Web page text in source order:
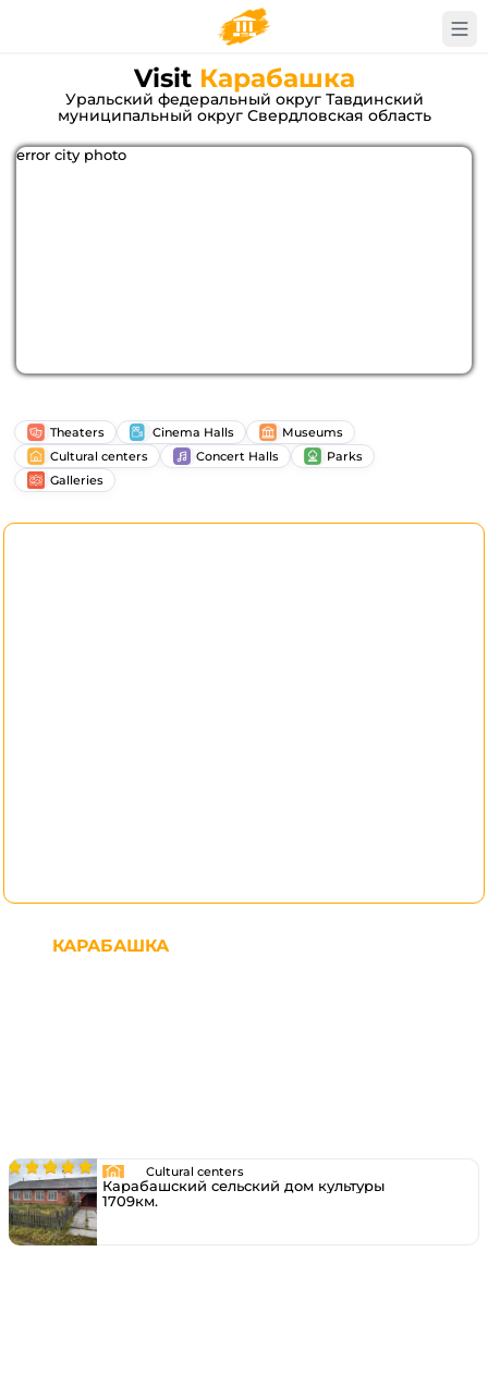
Visit Карабашка
Уральский федеральный округ Тавдинский
муниципальный округ Свердловская область
error city photo
Theaters Cinema Halls
Museums
Cultural centers
Concert Halls
Parks
Galleries
КАРАБАШКА
Cultural centers
Карабашский сельский дом культуры
1709км.